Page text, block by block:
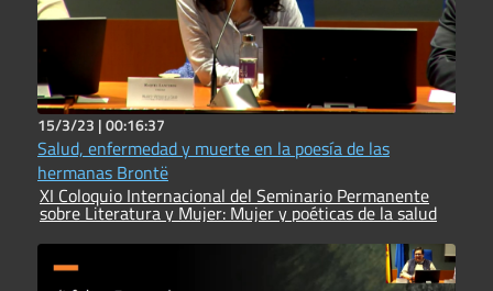
15/3/23 |00:16:37
Salud, enfermedad y muerte en la poesía de las
hermanas Brontë
XI Coloquio Internacional del Seminario Permanente
sobre Literatura y Mujer: Mujer y poéticas de la salud